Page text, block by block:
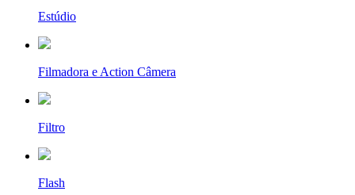
Estúdio
Filmadora e Action Câmera
Filtro
Flash